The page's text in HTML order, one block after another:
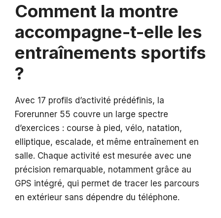
Comment la montre
accompagne-t-elle les
entraînements sportifs
?
Avec 17 profils d’activité prédéfinis, la
Forerunner 55 couvre un large spectre
d’exercices : course à pied, vélo, natation,
elliptique, escalade, et même entraînement en
salle. Chaque activité est mesurée avec une
précision remarquable, notamment grâce au
GPS intégré, qui permet de tracer les parcours
en extérieur sans dépendre du téléphone.